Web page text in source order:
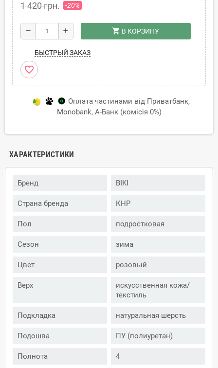
1 420 грн. -20%
remove add shopping_cart В КОРЗИНУ
БЫСТРЫЙ ЗАКАЗ
favorite_border
Оплата частинами від Приватбанк,
Monobank, А-Банк (комісія 0%)
ХАРАКТЕРИСТИКИ
Бренд BIKI
Страна бренда КНР
Пол подростковая
Сезон зима
Цвет розовый
Верх
искусственная кожа/
текстиль
Подкладка натуральная шерсть
Подошва ПУ (полиуретан)
Полнота 4